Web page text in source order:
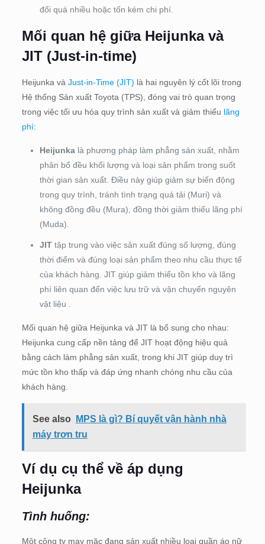
đổi quá nhiều hoặc tốn kém chi phí.
Mối quan hệ giữa Heijunka và
JIT (Just-in-time)
Heijunka và Just-in-Time (JIT) là hai nguyên lý cốt lõi trong
Hệ thống Sản xuất Toyota (TPS), đóng vai trò quan trọng
trong việc tối ưu hóa quy trình sản xuất và giảm thiểu lãng
phí:
Heijunkalà phương pháp làm phẳng sản xuất, nhằm
phân bổ đều khối lượng và loại sản phẩm trong suốt
thời gian sản xuất. Điều này giúp giảm sự biến động
trong quy trình, tránh tình trạng quá tải (Muri) và
không đồng đều (Mura), đồng thời giảm thiểu lãng phí
(Muda).
JITtập trung vào việc sản xuất đúng số lượng, đúng
thời điểm và đúng loại sản phẩm theo nhu cầu thực tế
của khách hàng. JIT giúp giảm thiểu tồn kho và lãng
phí liên quan đến việc lưu trữ và vận chuyển nguyên
vật liệu .
Mối quan hệ giữa Heijunka và JIT là bổ sung cho nhau:
Heijunka cung cấp nền tảng để JIT hoạt động hiệu quả
bằng cách làm phẳng sản xuất, trong khi JIT giúp duy trì
mức tồn kho thấp và đáp ứng nhanh chóng nhu cầu của
khách hàng.
See also
MPS là gì? Bí quyết vận hành nhà
máy trơn tru
Ví dụ cụ thể về áp dụng
Heijunka
Tình huống:
Một công ty may mặc đang sản xuất nhiều loại quần áo nữ